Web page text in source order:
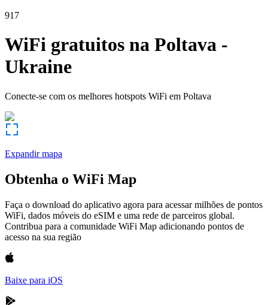
917
WiFi gratuitos na Poltava -
Ukraine
Conecte-se com os melhores hotspots WiFi em Poltava
Expandir mapa
Obtenha o WiFi Map
Faça o download do aplicativo agora para acessar milhões de pontos
WiFi, dados móveis do eSIM e uma rede de parceiros global.
Contribua para a comunidade WiFi Map adicionando pontos de
acesso na sua região
Baixe para iOS